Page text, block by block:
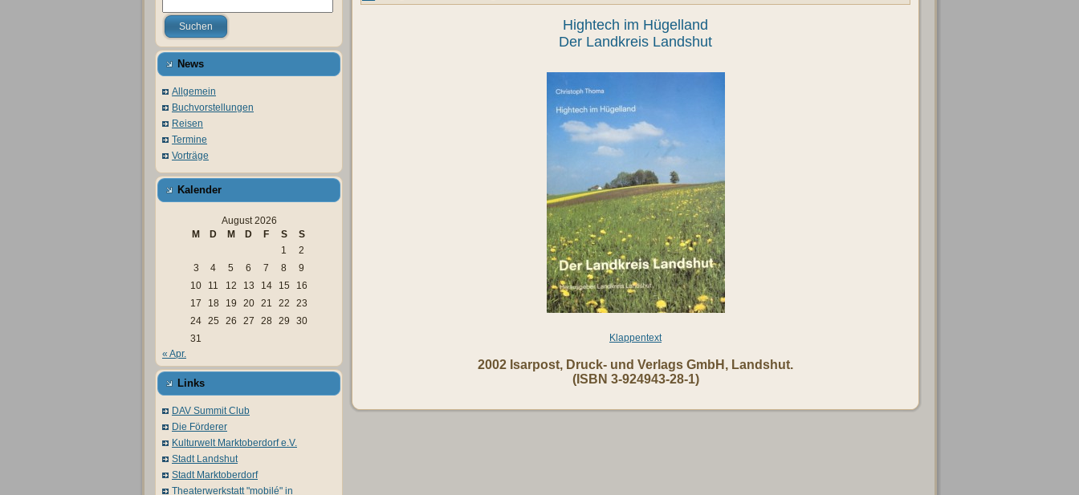
News
Allgemein
Buchvorstellungen
Reisen
Termine
Vorträge
Kalender
August 2026
M
D M D F S
S
1
2
3
4 5 6 7 8
9
10
11 12 13 14 15
16
17
18 19 20 21 22
23
24 25 26 27 28 29
30
31
« Apr.
Links
DAV Summit Club
Die Förderer
Kulturwelt Marktoberdorf e.V.
Stadt Landshut
Stadt Marktoberdorf
Theaterwerkstatt "mobilé" in
Hightech im Hügelland
Der Landkreis Landshut
Klappentext
2002 Isarpost, Druck- und Verlags GmbH, Landshut.
(ISBN 3-924943-28-1)